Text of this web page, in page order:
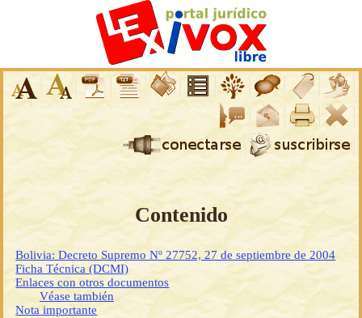
Contenido
Bolivia: Decreto Supremo Nº 27752, 27 de septiembre de 2004
Ficha Técnica (DCMI)
Enlaces con otros documentos
Véase también
Nota importante